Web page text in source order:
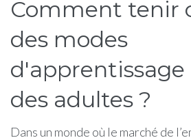
Comment tenir
des modes
des adultes ?
Dans un monde où le marché de